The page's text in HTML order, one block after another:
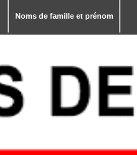
Noms de famille et prénom